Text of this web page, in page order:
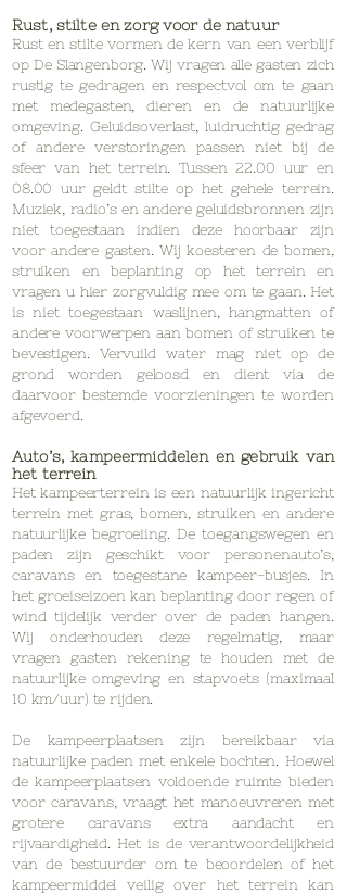
Rust, stilte en zorg voor de natuur
Rust en stilte vormen de kern van een verblijf
op De Slangenborg. Wij vragen alle gasten zich
rustig te gedragen en respectvol om te gaan
met medegasten, dieren en de natuurlijke
omgeving. Geluidsoverlast, luidruchtig gedrag
of andere verstoringen passen niet bij de
sfeer van het terrein. Tussen 22.00 uur en
08.00 uur geldt stilte op het gehele terrein.
Muziek, radio’s en andere geluidsbronnen zijn
niet toegestaan indien deze hoorbaar zijn
voor andere gasten. Wij koesteren de bomen,
struiken en beplanting op het terrein en
vragen u hier zorgvuldig mee om te gaan. Het
is niet toegestaan waslijnen, hangmatten of
andere voorwerpen aan bomen of struiken te
bevestigen. Vervuild water mag niet op de
grond worden geloosd en dient via de
daarvoor bestemde voorzieningen te worden
afgevoerd.
Auto’s, kampeermiddelen en gebruik van
het terrein
Het kampeerterrein is een natuurlijk ingericht
terrein met gras, bomen, struiken en andere
natuurlijke begroeiing. De toegangswegen en
paden zijn geschikt voor personenauto’s,
caravans en toegestane kampeer-busjes. In
het groeiseizoen kan beplanting door regen of
wind tijdelijk verder over de paden hangen.
Wij onderhouden deze regelmatig, maar
vragen gasten rekening te houden met de
natuurlijke omgeving en stapvoets (maximaal
10 km/uur) te rijden.
De kampeerplaatsen zijn bereikbaar via
natuurlijke paden met enkele bochten. Hoewel
de kampeerplaatsen voldoende ruimte bieden
voor caravans, vraagt het manoeuvreren met
grotere caravans extra aandacht en
rijvaardigheid. Het is de verantwoordelijkheid
van de bestuurder om te beoordelen of het
kampeermiddel veilig over het terrein kan